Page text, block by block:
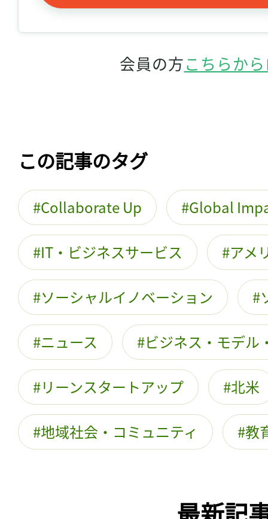
会員の方こちらか
この記事のタグ
Collaborate Up Global
IT・ビジネスサービス アメ
ソーシャルイノベーション
ニュース ビジネス・モデル
リーンスタートアップ 北米
地域社会・コミュニティ 教